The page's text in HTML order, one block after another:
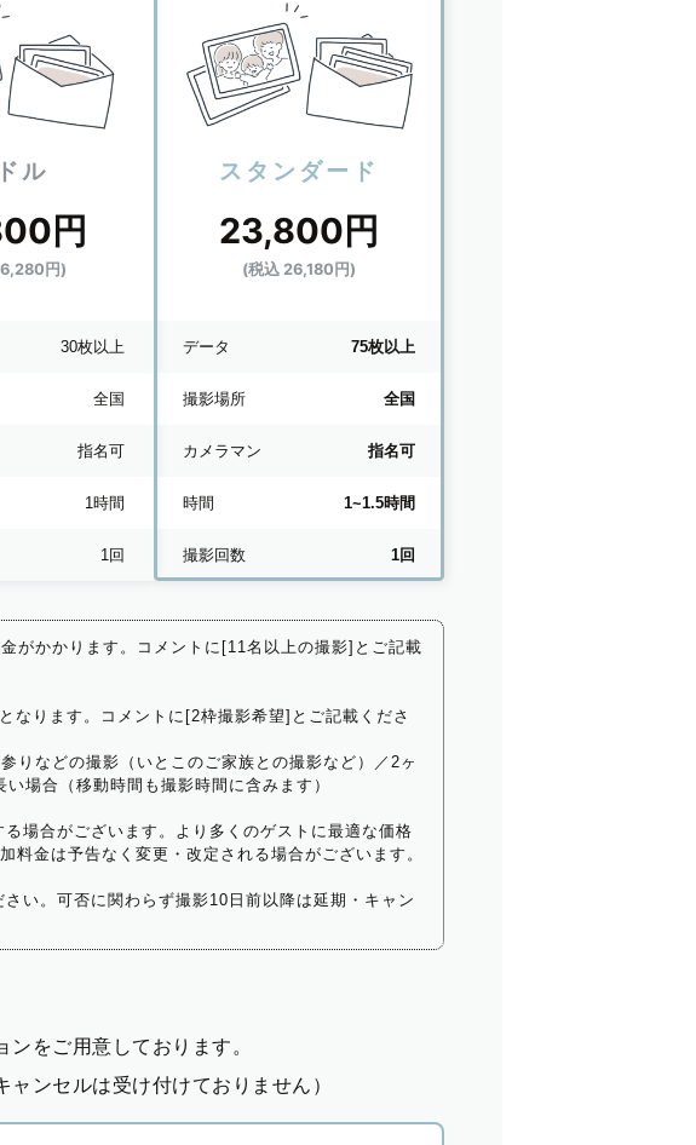
ル
円
円)
30枚以上
全国
指名可
1時間
1回
スタンダード
23,800円
(税込 26,180円)
データ 75枚以上
撮影場所 全国
カメラマン 指名可
時間 1~1.5時間
撮影回数 1回
がかかります。コメントに[11名以上の撮影]とご記載
ります。コメントに[2枠撮影希望]とご記載くださ
りなどの撮影（いとこのご家族との撮影など）／2ヶ
場合（移動時間も撮影時間に含みます）
場合がございます。より多くのゲストに最適な価格
金は予告なく変更・改定される場合がございます。
い。可否に関わらず撮影10日前以降は延期・キャン
をご用意しております。
ンセルは受け付けておりません）